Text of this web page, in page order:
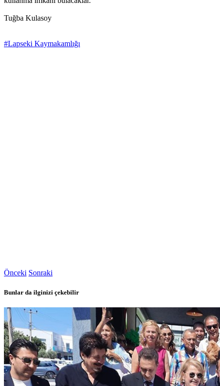
Tuğba Kulasoy
#Lapseki Kaymakamlığı
Önceki Sonraki
Bunlar da ilginizi çekebilir